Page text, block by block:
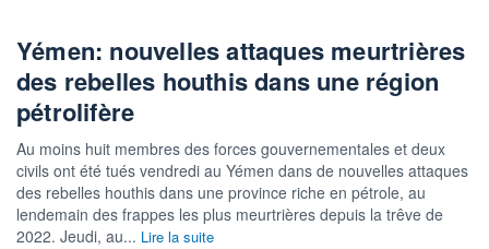
Yémen: nouvelles attaques meurtrières
des rebelles houthis dans une région
pétrolifère
Au moins huit membres des forces gouvernementales et deux
civils ont été tués vendredi au Yémen dans de nouvelles attaques
des rebelles houthis dans une province riche en pétrole, au
lendemain des frappes les plus meurtrières depuis la trêve de
2022. Jeudi, au... Lire la suite